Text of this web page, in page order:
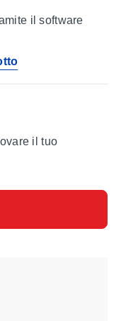
il software
il tuo